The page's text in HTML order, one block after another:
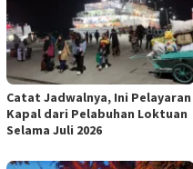
Catat Jadwalnya, Ini Pelayaran
Kapal dari Pelabuhan Loktuan
Selama Juli 2026